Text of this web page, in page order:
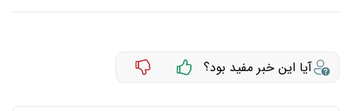
آیا این خبر مفید بود؟